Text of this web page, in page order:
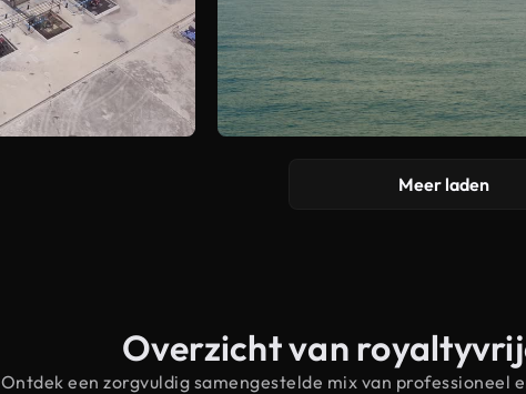
Meer laden
Overzicht van
Ontdek een zorgvuldig samengestelde mix van